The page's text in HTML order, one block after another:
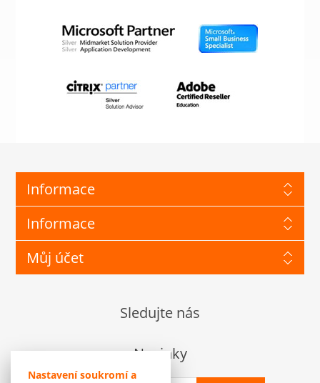
Nastavení soukromí a
Informace
Informace
Můj účet
Sledujte nás
Novinky